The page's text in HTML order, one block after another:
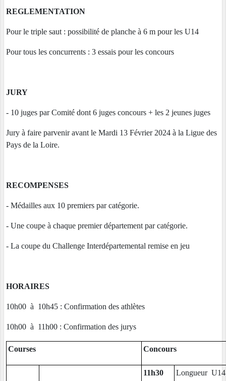
REGLEMENTATION
Pour le triple saut : possibilité de planche à 6 m pour les U14
Pour tous les concurrents : 3 essais pour les concours
JURY
- 10 juges par Comité dont 6 juges concours + les 2 jeunes juges
Jury à faire parvenir avant le Mardi 13 Février 2024 à la Ligue des
Pays de la Loire.
RECOMPENSES
- Médailles aux 10 premiers par catégorie.
- Une coupe à chaque premier département par catégorie.
- La coupe du Challenge Interdépartemental remise en jeu
HORAIRES
10h00 à 10h45 : Confirmation des athlètes
10h00 à 11h00 : Confirmation des jurys
Courses Concours
11h30 Longueur